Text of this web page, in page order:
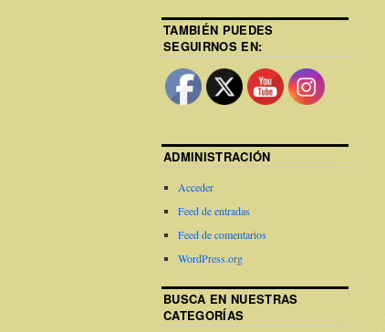
TAMBIÉN PUEDES
SEGUIRNOS EN:
ADMINISTRACIÓN
Acceder
Feed de entradas
Feed de comentarios
WordPress.org
BUSCA EN NUESTRAS
CATEGORÍAS